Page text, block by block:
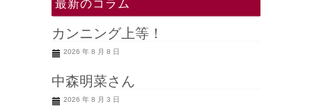
最新のコラム
カンニング上等！
2026 年 8 月 8 日
中森明菜さん
2026 年 8 月 3 日